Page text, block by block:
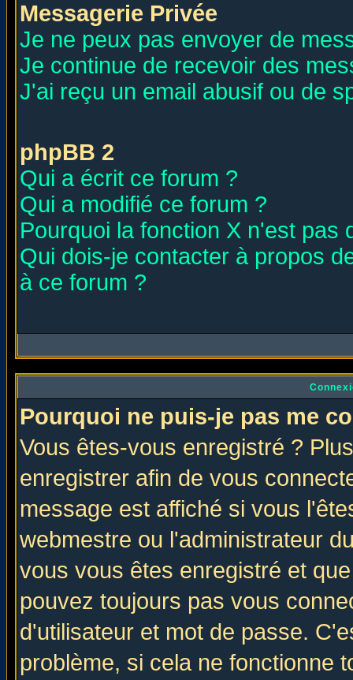
Messagerie Privée
Je ne peux pas envoyer de
Je continue de recevoir des
J'ai reçu un email abusif ou de
phpBB 2
Qui a écrit ce forum ?
Qui a modifié ce forum ?
Pourquoi la fonction X n'est pas
Qui dois-je contacter à propos
à ce forum ?
Pourquoi ne puis-je pas me
Vous êtes-vous enregistré ?
enregistrer afin de vous
message est affiché si vous
webmestre ou l'administrateur
vous vous êtes enregistré et
pouvez toujours pas vous
d'utilisateur et mot de passe.
problème, si cela ne fonctionne